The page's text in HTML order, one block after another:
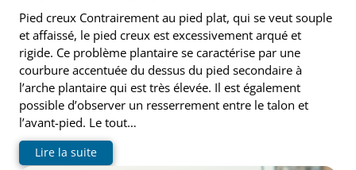
Pied creux Contrairement au pied plat, qui se veut souple
et affaissé, le pied creux est excessivement arqué et
rigide. Ce problème plantaire se caractérise par une
courbure accentuée du dessus du pied secondaire à
l’arche plantaire qui est très élevée. Il est également
possible d’observer un resserrement entre le talon et
l’avant-pied. Le tout…
Lire la suite